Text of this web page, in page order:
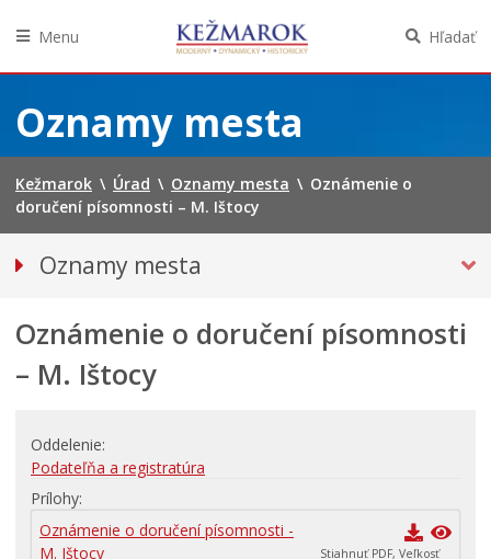
obsah
Menu Hľadať
Oznamy mesta
Kežmarok \ Úrad \ Oznamy mesta \ Oznámenie o
doručení písomnosti – M. Ištocy
Oznamy mesta
Bezpečnosť
Straty a nálezy
Doprava, údržba komunikácií
Kultúra, šport a propagácia
Primátor informuje
Rodina, život, bývanie
Oznámenie o doručení písomnosti
– M. Ištocy
Oddelenie
Podateľňa a registratúra
Prílohy
Oznámenie o doručení písomnosti -
M. Ištocy
Stiahnuť PDF, Veľkosť